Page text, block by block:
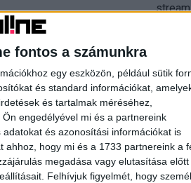
fontos a számunkra
egy eszközön, például sütik
és standard információkat,
és tartalmak méréséhez,
Ön engedélyével mi és a partnereink
és azonosítási információkat is
ahhoz, hogy mi és a 1733 partnereink a
megadása vagy elutasítása előtt
Felhívjuk figyelmét, hogy
– írja
az
Digital